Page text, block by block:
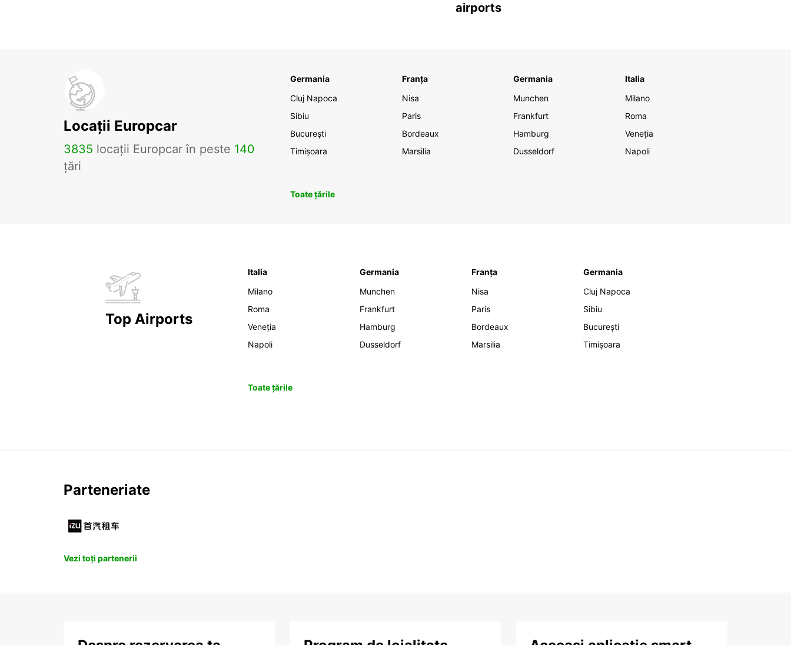
airports
Locații Europcar
3835 locații Europcar în peste 140
țări
Germania
Cluj Napoca
Sibiu
București
Timișoara
Franța
Nisa
Paris
Bordeaux
Marsilia
Germania
Munchen
Frankfurt
Hamburg
Dusseldorf
Italia
Milano
Roma
Veneția
Napoli
Toate țările
Top Airports
Italia
Milano
Roma
Veneția
Napoli
Germania
Munchen
Frankfurt
Hamburg
Dusseldorf
Franța
Nisa
Paris
Bordeaux
Marsilia
Germania
Cluj Napoca
Sibiu
București
Timișoara
Toate țările
Parteneriate
Vezi toți partenerii